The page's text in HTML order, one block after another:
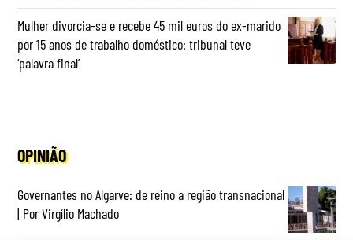
Mulher divorcia-se e recebe 45 mil euros do ex-marido
por 15 anos de trabalho doméstico: tribunal teve
‘palavra final’
OPINIÃO
Governantes no Algarve: de reino a região transnacional
| Por Virgílio Machado